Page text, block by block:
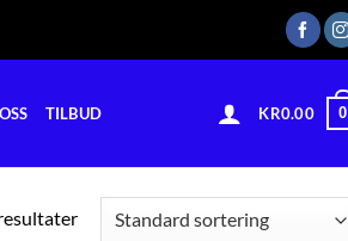
TILBUD KR0.00 0